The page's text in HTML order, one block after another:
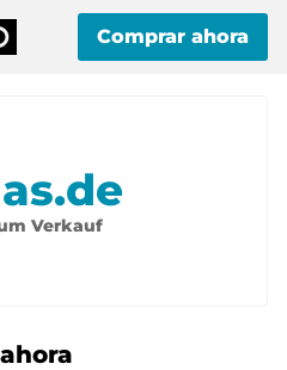
Comprar ahora
Verkauf